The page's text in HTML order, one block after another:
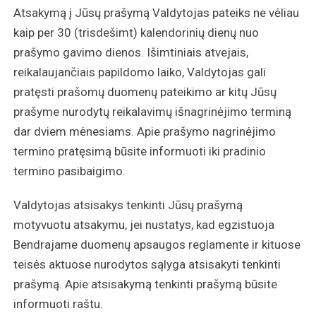
Atsakymą į Jūsų prašymą Valdytojas pateiks ne vėliau
kaip per 30 (trisdešimt) kalendorinių dienų nuo
prašymo gavimo dienos. Išimtiniais atvejais,
reikalaujančiais papildomo laiko, Valdytojas gali
pratęsti prašomų duomenų pateikimo ar kitų Jūsų
prašyme nurodytų reikalavimų išnagrinėjimo terminą
dar dviem mėnesiams. Apie prašymo nagrinėjimo
termino pratęsimą būsite informuoti iki pradinio
termino pasibaigimo.
Valdytojas atsisakys tenkinti Jūsų prašymą
motyvuotu atsakymu, jei nustatys, kad egzistuoja
Bendrajame duomenų apsaugos reglamente ir kituose
teisės aktuose nurodytos sąlyga atsisakyti tenkinti
prašymą. Apie atsisakymą tenkinti prašymą būsite
informuoti raštu.